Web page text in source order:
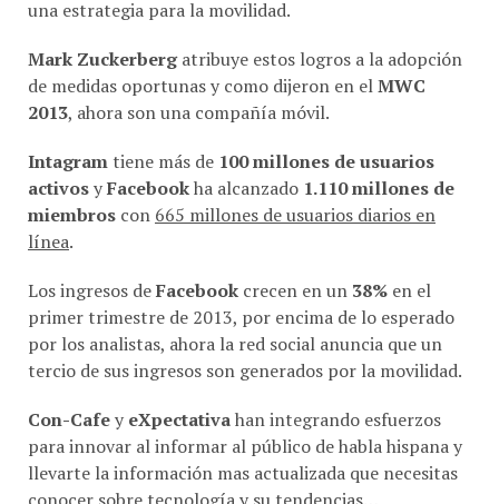
de medidas oportunas y como dijeron en elMWC
2013, ahora son una compañía móvil.
activosyFacebook ha alcanzado1.110 millones de
miembroscon665 millones de usuarios diarios en
línea.
primer trimestre de 2013, por encima de lo esperado
por los analistas, ahora la red social anuncia que un
tercio de sus ingresos son generados por la movilidad.
para innovar al informar al público de habla hispana y
llevarte la información mas actualizada que necesitas
conocer sobre tecnología y su tendencias…